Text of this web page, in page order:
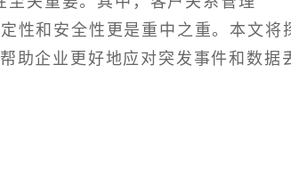
性和安全性更是重中之重。本文将
助企业更好地应对突发事件和数据